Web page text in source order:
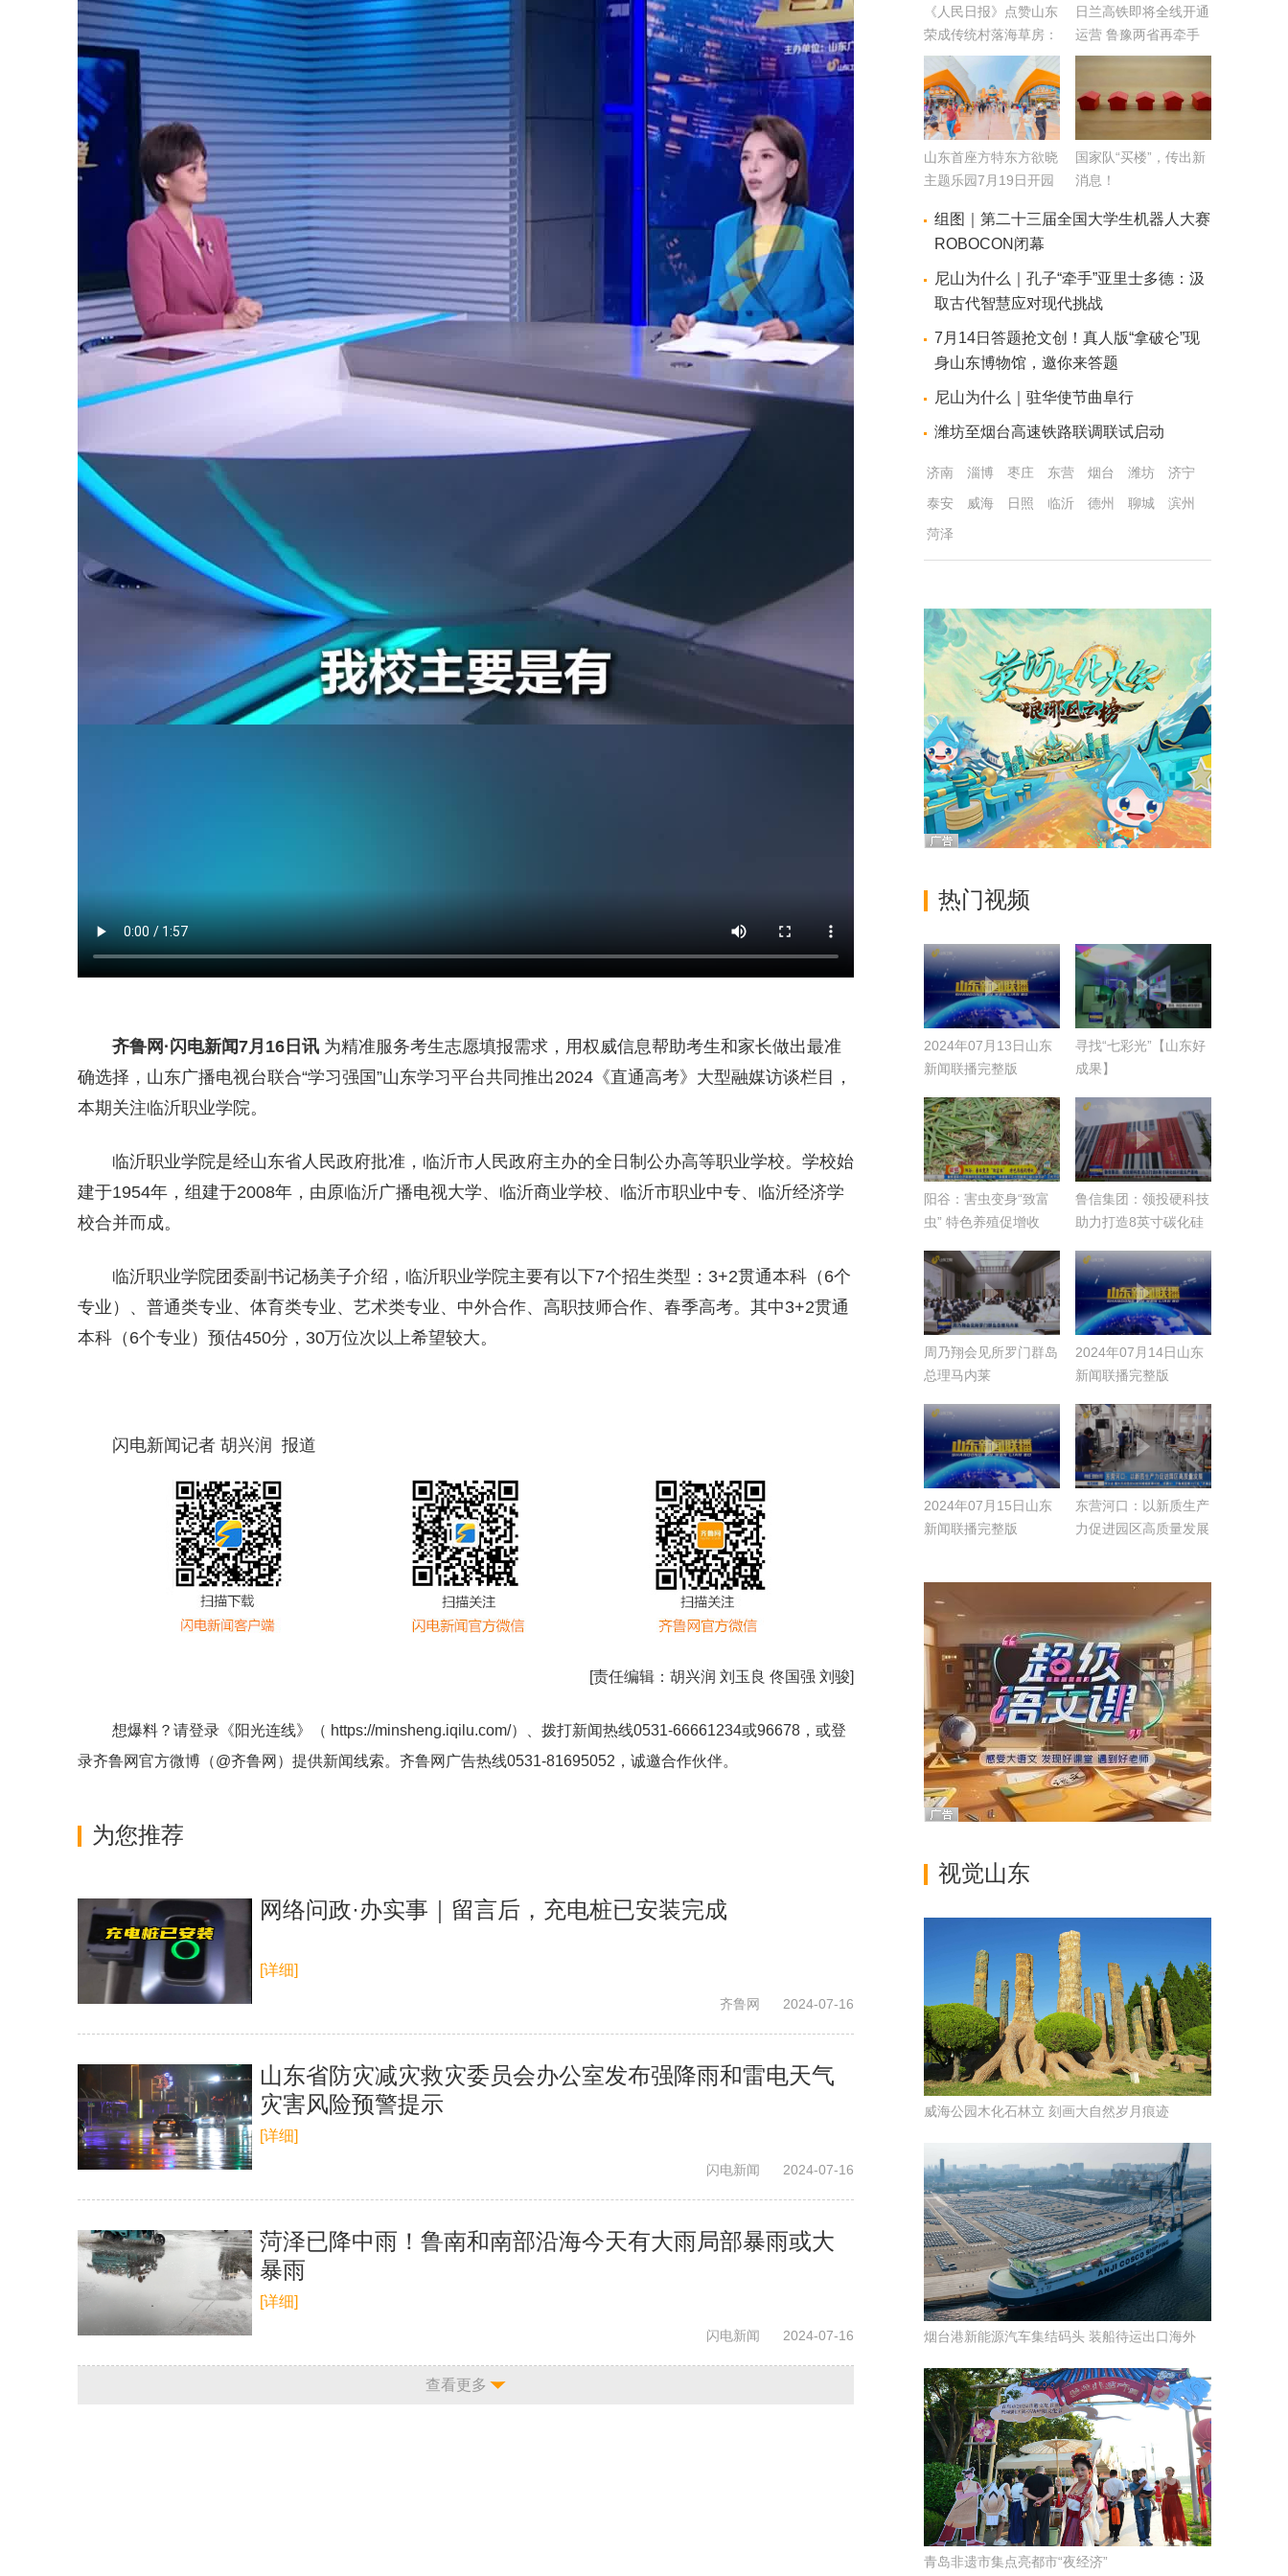
齐鲁网 ·闪电新闻7月16日讯为精准服务考生志愿填报需求，用权威信息帮助考生和家长做出最准
确选择，山东广播电视台联合“学习强国”山东学习平台共同推出2024《直通高考》大型融媒访谈栏目，
本期关注临沂职业学院。
临沂职业学院是经山东省人民政府批准，临沂市人民政府主办的全日制公办高等职业学校。学校始
建于1954年，组建于2008年，由原临沂广播电视大学、临沂商业学校、临沂市职业中专、临沂经济学
校合并而成。
临沂职业学院团委副书记杨美子介绍，临沂职业学院主要有以下7个招生类型：3+2贯通本科（6个
专业）、普通类专业、体育类专业、艺术类专业、中外合作、高职技师合作、春季高考。其中3+2贯通
本科（6个专业）预估450分，30万位次以上希望较大。
闪电新闻记者 胡兴润 报道
[责任编辑： 胡兴润 刘玉良 佟国强 刘骏]
想爆料？请登录《阳光连线》（ https://minsheng.iqilu.com/）、拨打新闻热线0531-66661234或96678，或登
录齐鲁网官方微博（@齐鲁网 ）提供新闻线索。齐鲁网广告热线0531-81695052 ，诚邀合作伙伴。
为您推荐
网络问政·办实事｜留言后，充电桩已安装完成
[详细]
齐鲁网 2024-07-16
山东省防灾减灾救灾委员会办公室发布强降雨和雷电天气
灾害风险预警提示
[详细]
闪电新闻 2024-07-16
菏泽已降中雨！鲁南和南部沿海今天有大雨局部暴雨或大
暴雨
[详细]
闪电新闻 2024-07-16
查看更多
《人民日报》点赞山东
荣成传统村落海草房：
展现古风古韵焕发生机
活力
日兰高铁即将全线开通
运营 鲁豫两省再牵手
山东首座方特东方欲晓
主题乐园7月19日开园
客开启沉浸式欢乐体验
国家队“买楼”，传出新
消息！
组图｜第二十三届全国大学生机器人大赛
ROBOCON闭幕
尼山为什么｜孔子“牵手”亚里士多德：汲
取古代智慧应对现代挑战
7月14日答题抢文创！真人版“拿破仑”现
身山东博物馆，邀你来答题
尼山为什么｜驻华使节曲阜行
潍坊至烟台高速铁路联调联试启动
济南 淄博 枣庄 东营 烟台 潍坊
济宁
泰安
威海 日照 临沂 德州 聊城
滨州
菏泽
热门视频
2024年07月13日山东
新闻联播完整版
寻找“七彩光”【山东好
成果】
阳谷：害虫变身“致富
虫” 特色养殖促增收
鲁信集团：领投硬科技
助力打造8英寸碳化硅
周乃翔会见所罗门群岛
总理马内莱
2024年07月14日山东
新闻联播完整版
2024年07月15日山东
新闻联播完整版
东营河口：以新质生产
力促进园区高质量发展
视觉山东
威海公园木化石林立 刻画大自然岁月痕迹
烟台港新能源汽车集结码头 装船待运出口海外
青岛非遗市集点亮都市“夜经济”